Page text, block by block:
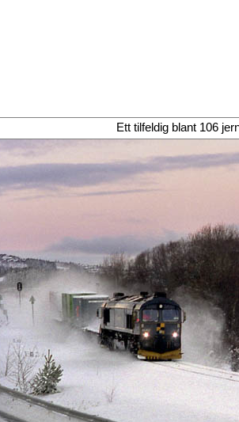
Ett tilfeldig blant 106